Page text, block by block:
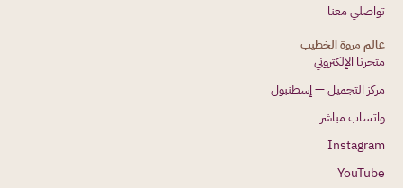
تواصلي معنا
عالم مروة الخطيب
متجرنا الإلكتروني
مركز التجميل — إسطنبول
واتساب مباشر
Instagram
YouTube